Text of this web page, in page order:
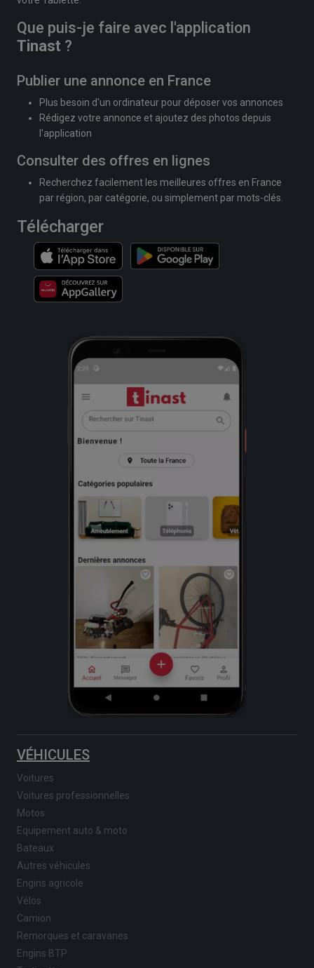
Que puis-je faire avec l'application
Tinast ?
Publier une annonce en France
Plus besoin d'un ordinateur pour déposer vos annonces
Rédigez votre annonce et ajoutez des photos depuis
l'application
Consulter des offres en lignes
Recherchez facilement les meilleures offres en France
par région, par catégorie, ou simplement par mots-clés.
Télécharger
VÉHICULES
Voitures
Voitures professionnelles
Motos
Equipement auto & moto
Bateaux
Autres véhicules
Engins agricole
Vélos
Camion
Remorques et caravanes
Engins BTP